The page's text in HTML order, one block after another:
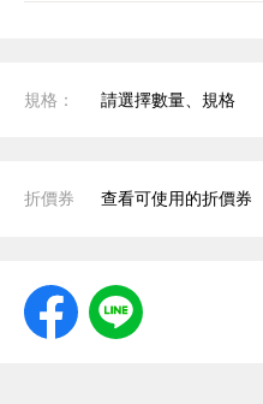
規格： 請選擇數量、規格
折價券 查看可使用的折價券